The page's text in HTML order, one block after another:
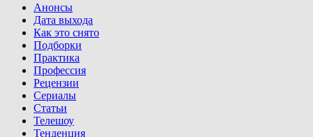
Анонсы
Дата выхода
Как это снято
Подборки
Практика
Профессия
Рецензии
Сериалы
Статьи
Телешоу
Тенденция